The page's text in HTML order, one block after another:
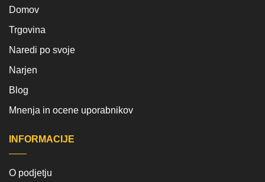
Domov
Trgovina
Naredi po svoje
Narjen
Blog
Mnenja in ocene uporabnikov
INFORMACIJE
O podjetju